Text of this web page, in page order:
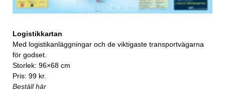
Logistikkartan
Med logistikanläggningar och de viktigaste transportvägarna
för godset.
Storlek: 96×68 cm
Pris: 99 kr.
Beställ här